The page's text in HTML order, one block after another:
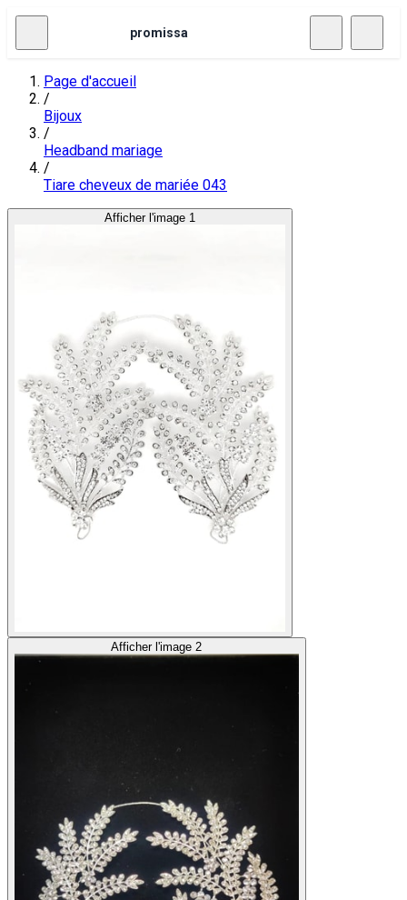
promissa
Page d'accueil
/
Bijoux
/
Headband mariage
/
Tiare cheveux de mariée 043
Afficher l'image 1
Afficher l'image 2